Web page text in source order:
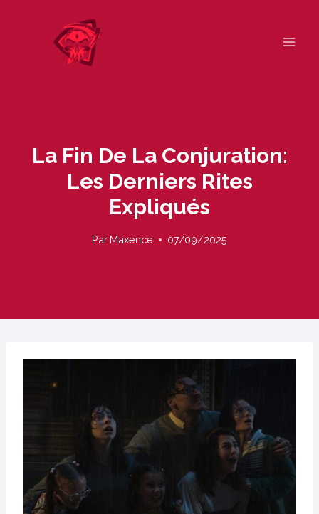
La Fin De La Conjuration:
Les Derniers Rites
Expliqués
Par Maxence 07/09/2025